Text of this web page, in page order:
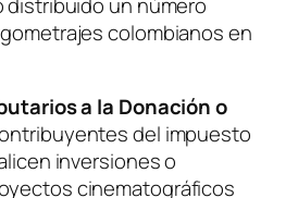
colombianos en
a la Donación o
del impuesto
inversiones o
cinematográficos